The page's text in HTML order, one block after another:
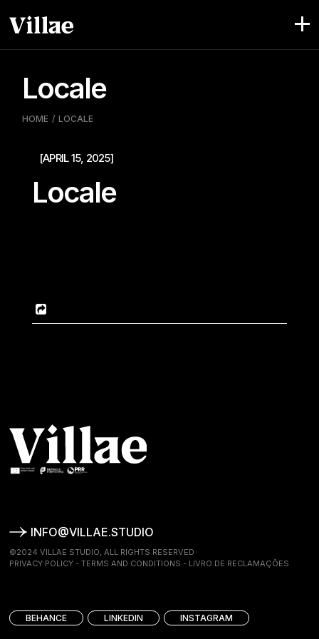
para
Locale
HOME LOCALE
[APRIL 15, 2025]
Locale
INFO@VILLAE.STUDIO
©2024 VILLAE STUDIO, ALL RIGHTS RESERVED
PRIVACY POLICY -TERMS AND CONDITIONS - LIVRO DE RECLAMAÇÕES
BEHANCE LINKEDIN INSTAGRAM